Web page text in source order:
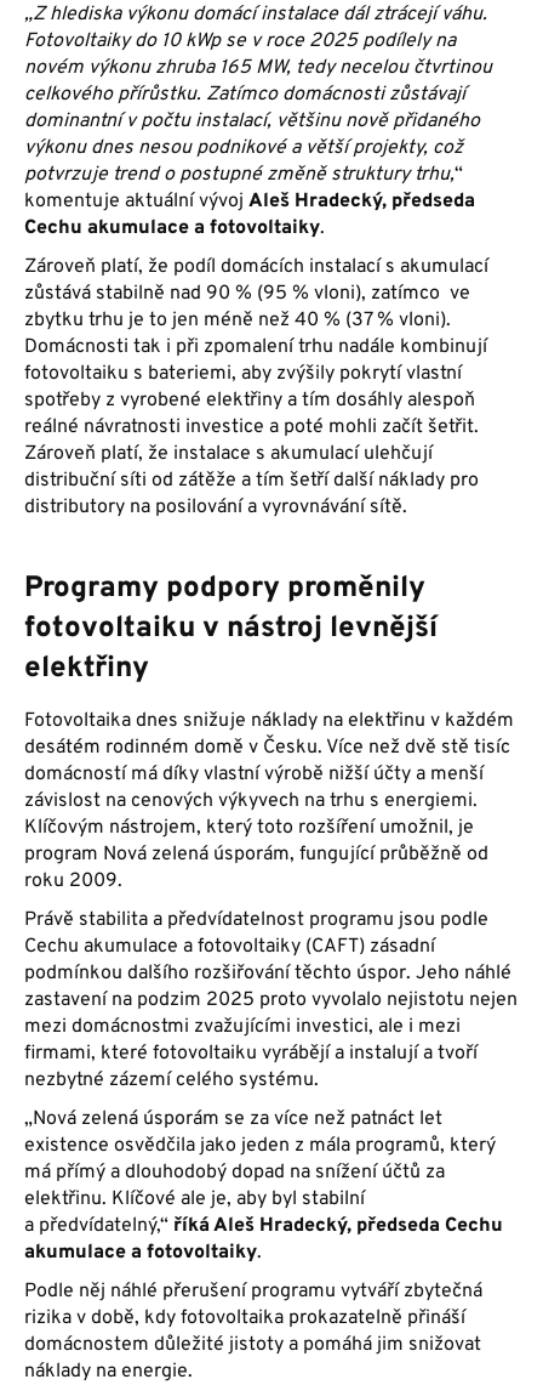
„Z hlediska výkonu domácí instalace dál ztrácejí váhu.
Fotovoltaiky do 10 kWp se v roce 2025 podílely na
novém výkonu zhruba 165 MW, tedy necelou čtvrtinou
celkového přírůstku. Zatímco domácnosti zůstávají
dominantní v počtu instalací, většinu nově přidaného
výkonu dnes nesou podnikové a větší projekty, což
potvrzuje trend o postupné změně struktury trhu,“
komentuje aktuální vývoj Aleš Hradecký, předseda
Cechu akumulace a fotovoltaiky.
Zároveň platí, že podíl domácích instalací s akumulací
zůstává stabilně nad 90 % (95 % vloni), zatímco ve
zbytku trhu je to jen méně než 40 % (37 % vloni).
Domácnosti tak i při zpomalení trhu nadále kombinují
fotovoltaiku s bateriemi, aby zvýšily pokrytí vlastní
spotřeby z vyrobené elektřiny a tím dosáhly alespoň
reálné návratnosti investice a poté mohli začít šetřit.
Zároveň platí, že instalace s akumulací ulehčují
distribuční síti od zátěže a tím šetří další náklady pro
distributory na posilování a vyrovnávání sítě.
Programy podpory proměnily
fotovoltaiku v nástroj levnější
elektřiny
Fotovoltaika dnes snižuje náklady na elektřinu v každém
desátém rodinném domě v Česku. Více než dvě stě tisíc
domácností má díky vlastní výrobě nižší účty a menší
závislost na cenových výkyvech na trhu s energiemi.
Klíčovým nástrojem, který toto rozšíření umožnil, je
program Nová zelená úsporám, fungující průběžně od
roku 2009.
Právě stabilita a předvídatelnost programu jsou podle
Cechu akumulace a fotovoltaiky (CAFT) zásadní
podmínkou dalšího rozšiřování těchto úspor. Jeho náhlé
zastavení na podzim 2025 proto vyvolalo nejistotu nejen
mezi domácnostmi zvažujícími investici, ale i mezi
firmami, které fotovoltaiku vyrábějí a instalují a tvoří
nezbytné zázemí celého systému.
„Nová zelená úsporám se za více než patnáct let
existence osvědčila jako jeden z mála programů, který
má přímý a dlouhodobý dopad na snížení účtů za
elektřinu. Klíčové ale je, aby byl stabilní
a předvídatelný,“ říká Aleš Hradecký, předseda Cechu
akumulace a fotovoltaiky.
Podle něj náhlé přerušení programu vytváří zbytečná
rizika v době, kdy fotovoltaika prokazatelně přináší
domácnostem důležité jistoty a pomáhá jim snižovat
náklady na energie.